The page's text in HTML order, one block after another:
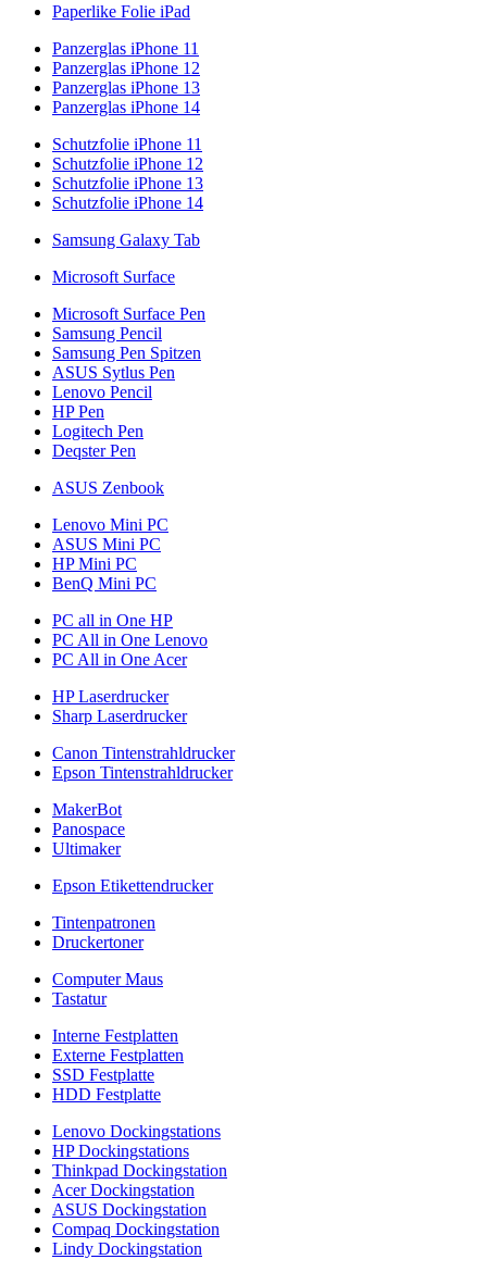
Paperlike Folie iPad
Panzerglas iPhone 11
Panzerglas iPhone 12
Panzerglas iPhone 13
Panzerglas iPhone 14
Schutzfolie iPhone 11
Schutzfolie iPhone 12
Schutzfolie iPhone 13
Schutzfolie iPhone 14
Samsung Galaxy Tab
Microsoft Surface
Microsoft Surface Pen
Samsung Pencil
Samsung Pen Spitzen
ASUS Sytlus Pen
Lenovo Pencil
HP Pen
Logitech Pen
Deqster Pen
ASUS Zenbook
Lenovo Mini PC
ASUS Mini PC
HP Mini PC
BenQ Mini PC
PC all in One HP
PC All in One Lenovo
PC All in One Acer
HP Laserdrucker
Sharp Laserdrucker
Canon Tintenstrahldrucker
Epson Tintenstrahldrucker
MakerBot
Panospace
Ultimaker
Epson Etikettendrucker
Tintenpatronen
Druckertoner
Computer Maus
Tastatur
Interne Festplatten
Externe Festplatten
SSD Festplatte
HDD Festplatte
Lenovo Dockingstations
HP Dockingstations
Thinkpad Dockingstation
Acer Dockingstation
ASUS Dockingstation
Compaq Dockingstation
Lindy Dockingstation